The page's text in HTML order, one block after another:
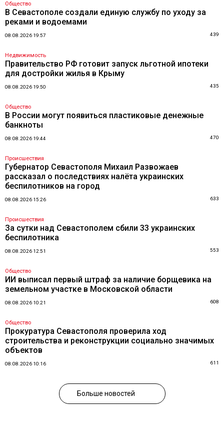
Общество
В Севастополе создали единую службу по уходу за
реками и водоемами
08.08.2026 19:57 439
Недвижимость
Правительство РФ готовит запуск льготной ипотеки
для достройки жилья в Крыму
08.08.2026 19:50 435
Общество
В России могут появиться пластиковые денежные
банкноты
08.08.2026 19:44 470
Происшествия
Губернатор Севастополя Михаил Развожаев
рассказал о последствиях налёта украинских
беспилотников на город
08.08.2026 15:26 633
Происшествия
За сутки над Севастополем сбили 33 украинских
беспилотника
08.08.2026 12:51 553
Общество
ИИ выписал первый штраф за наличие борщевика на
земельном участке в Московской области
08.08.2026 10:21 608
Общество
Прокуратура Севастополя проверила ход
строительства и реконструкции социально значимых
объектов
08.08.2026 10:16 611
Больше новостей